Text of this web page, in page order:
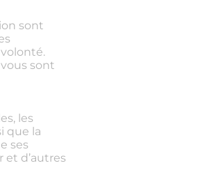
sont
sont
les
que la
ses
et d’autres